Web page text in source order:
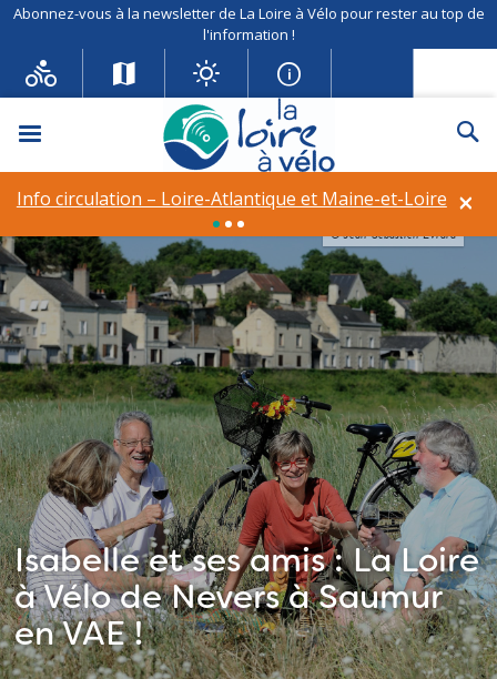
Abonnez-vous à la newsletter de La Loire à Vélo pour rester au top de
l'information !
Menu
×
Info circulation – Loire-Atlantique et Maine-et-Loire
Isabelle et ses amis : La Loire
à Vélo de Nevers à Saumur
en VAE !
© Jean-Sébastien Evrard